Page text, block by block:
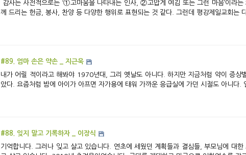
께 드리는 헌금, 봉사, 찬양 등 다양한 행위로 표현되는 것 같다. 그런데 평강제일교회는
#89. 엄마 손은 약손 _ 지근욱
내가 어릴 적이라고 해봐야 1970년대, 그리 옛날도 아니다. 하지만 지금처럼 약이 증상
았다. 요즘처럼 밤에 아이가 아프면 자가용에 태워 가까운 응급실에 가던 시절도 아니다.
#88. 잊지 말고 기록하자 _ 이장식
기억합니다. 그러나 잊고 살고 있습니다. 연초에 세웠던 계획들과 결심들, 부모님에 대